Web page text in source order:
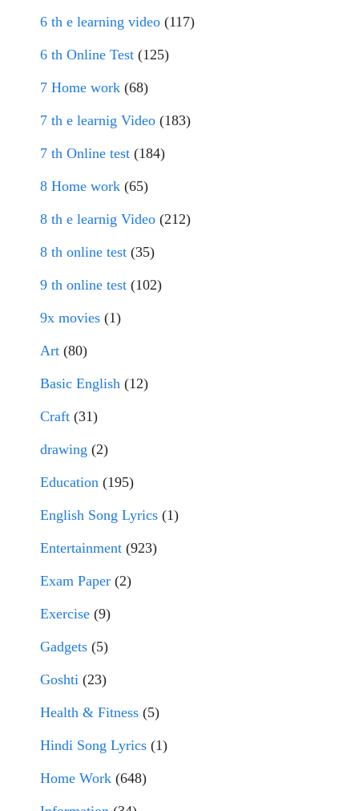
6 th e learning video (117)
6 th Online Test (125)
7 Home work (68)
7 th e learnig Video (183)
7 th Online test (184)
8 Home work (65)
8 th e learnig Video (212)
8 th online test (35)
9 th online test (102)
9x movies (1)
Art (80)
Basic English (12)
Craft (31)
drawing (2)
Education (195)
English Song Lyrics (1)
Entertainment (923)
Exam Paper (2)
Exercise (9)
Gadgets (5)
Goshti (23)
Health & Fitness (5)
Hindi Song Lyrics (1)
Home Work (648)